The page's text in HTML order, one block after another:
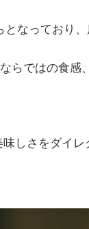
なっており
らではの食感
しさをダイレ